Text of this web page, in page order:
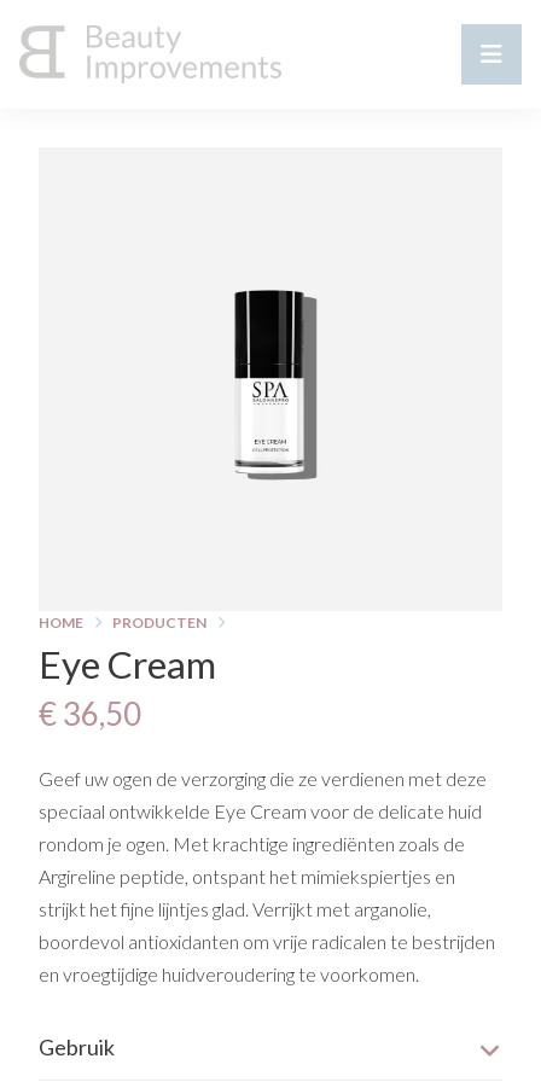
HOME PRODUCTEN
Eye Cream
€ 36,50
Geef uw ogen de verzorging die ze verdienen met deze
speciaal ontwikkelde Eye Cream voor de delicate huid
rondom je ogen. Met krachtige ingrediënten zoals de
Argireline peptide, ontspant het mimiekspiertjes en
strijkt het fijne lijntjes glad. Verrijkt met arganolie,
boordevol antioxidanten om vrije radicalen te bestrijden
en vroegtijdige huidveroudering te voorkomen.
Gebruik